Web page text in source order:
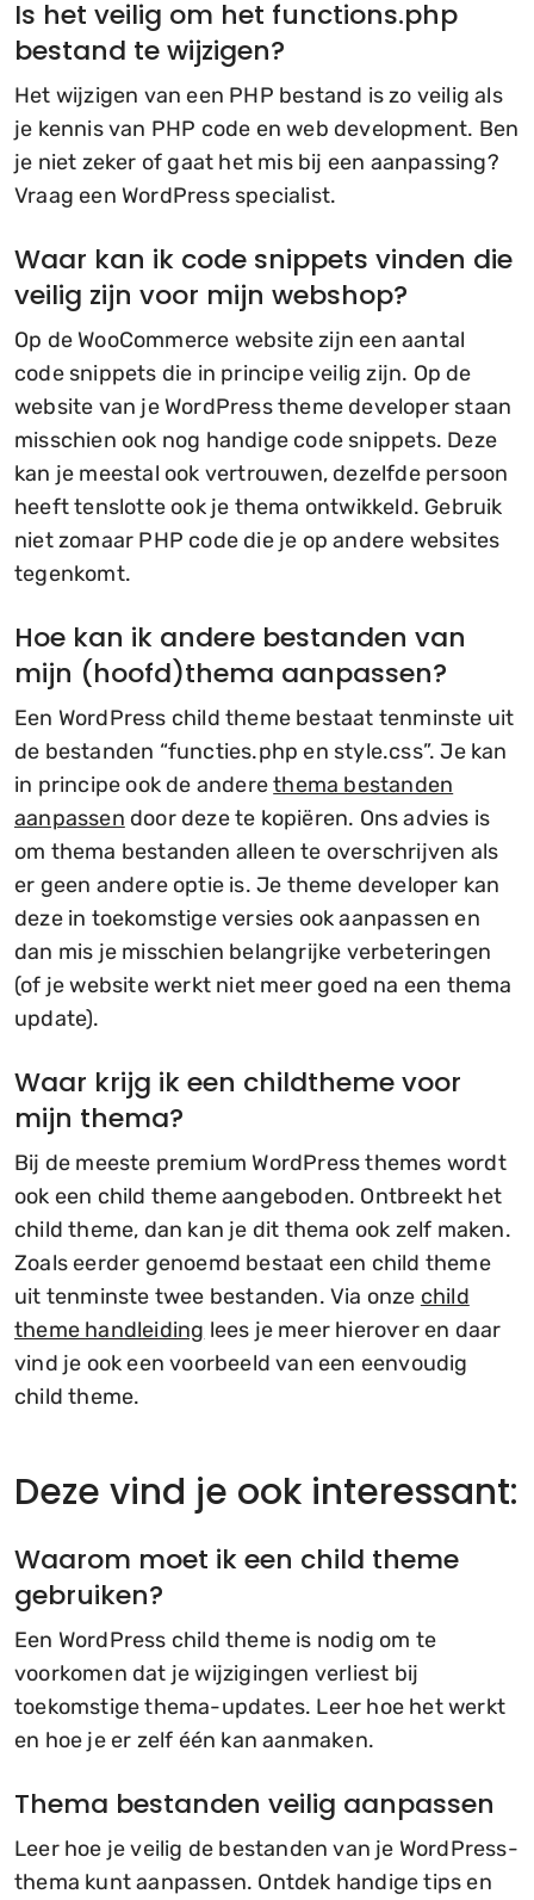
Is het veilig om het functions.php
bestand te wijzigen?
Het wijzigen van een PHP bestand is zo veilig als
je kennis van PHP code en web development. Ben
je niet zeker of gaat het mis bij een aanpassing?
Vraag een WordPress specialist.
Waar kan ik code snippets vinden die
veilig zijn voor mijn webshop?
Op de WooCommerce website zijn een aantal
code snippets die in principe veilig zijn. Op de
website van je WordPress theme developer staan
misschien ook nog handige code snippets. Deze
kan je meestal ook vertrouwen, dezelfde persoon
heeft tenslotte ook je thema ontwikkeld. Gebruik
niet zomaar PHP code die je op andere websites
tegenkomt.
Hoe kan ik andere bestanden van
mijn (hoofd)thema aanpassen?
Een WordPress child theme bestaat tenminste uit
de bestanden “functies.php en style.css”. Je kan
in principe ook de anderethema bestanden
aanpassen door deze te kopiëren. Ons advies is
om thema bestanden alleen te overschrijven als
er geen andere optie is. Je theme developer kan
deze in toekomstige versies ook aanpassen en
dan mis je misschien belangrijke verbeteringen
(of je website werkt niet meer goed na een thema
update).
Waar krijg ik een childtheme voor
mijn thema?
Bij de meeste premium WordPress themes wordt
ook een child theme aangeboden. Ontbreekt het
child theme, dan kan je dit thema ook zelf maken.
Zoals eerder genoemd bestaat een child theme
uit tenminste twee bestanden. Via onze child
theme handleiding lees je meer hierover en daar
vind je ook een voorbeeld van een eenvoudig
child theme.
Deze vind je ook interessant:
Waarom moet ik een child theme
gebruiken?
Een WordPress child theme is nodig om te
voorkomen dat je wijzigingen verliest bij
toekomstige thema-updates. Leer hoe het werkt
en hoe je er zelf één kan aanmaken.
Thema bestanden veilig aanpassen
Leer hoe je veilig de bestanden van je WordPress-
thema kunt aanpassen. Ontdek handige tips en